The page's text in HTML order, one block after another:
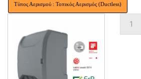
Τύπος Αερισμού : Τοπικός Αερισμός (Ductless)
1